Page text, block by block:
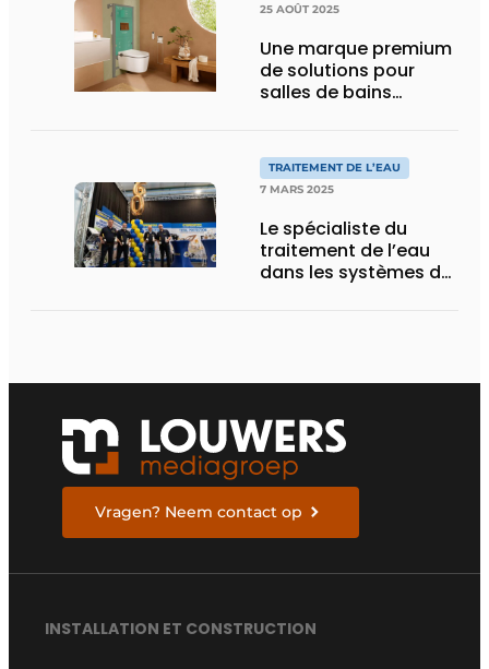
25 AOÛT 2025
Une marque premium
de solutions pour
salles de bains
autoportant pour WC
suspendu
TRAITEMENT DE L’EAU
7 MARS 2025
Le spécialiste du
traitement de l’eau
dans les systèmes de
passionnante
Vragen? Neem contact op
INSTALLATION ET CONSTRUCTION